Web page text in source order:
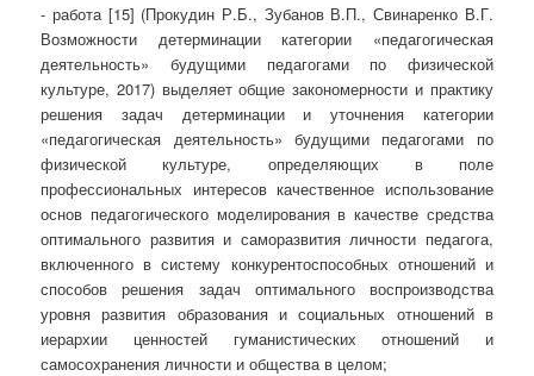
- работа [15] (Прокудин Р.Б., Зубанов В.П., Свинаренко В.Г.
Возможности детерминации категории «педагогическая
деятельность» будущими педагогами по физической
культуре, 2017) выделяет общие закономерности и практику
решения задач детерминации и уточнения категории
«педагогическая деятельность» будущими педагогами по
физической культуре, определяющих в поле
профессиональных интересов качественное использование
основ педагогического моделирования в качестве средства
оптимального развития и саморазвития личности педагога,
включенного в систему конкурентоспособных отношений и
способов решения задач оптимального воспроизводства
уровня развития образования и социальных отношений в
иерархии ценностей гуманистических отношений и
самосохранения личности и общества в целом;